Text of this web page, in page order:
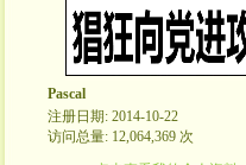
Pascal
注册日期: 2014-10-22
访问总量: 12,064,369 次